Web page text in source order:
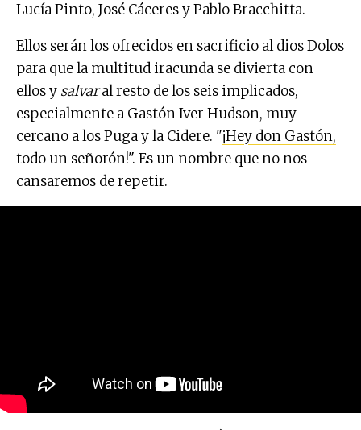
Lucía Pinto, José Cáceres y Pablo Bracchitta.
Ellos serán los ofrecidos en sacrificio al dios Dolos
para que la multitud iracunda se divierta con
ellos y salvaral resto de los seis implicados,
especialmente a Gastón Iver Hudson, muy
cercano a los Puga y la Cidere. "¡Hey don Gastón,
todo un señorón!". Es un nombre que no nos
cansaremos de repetir.